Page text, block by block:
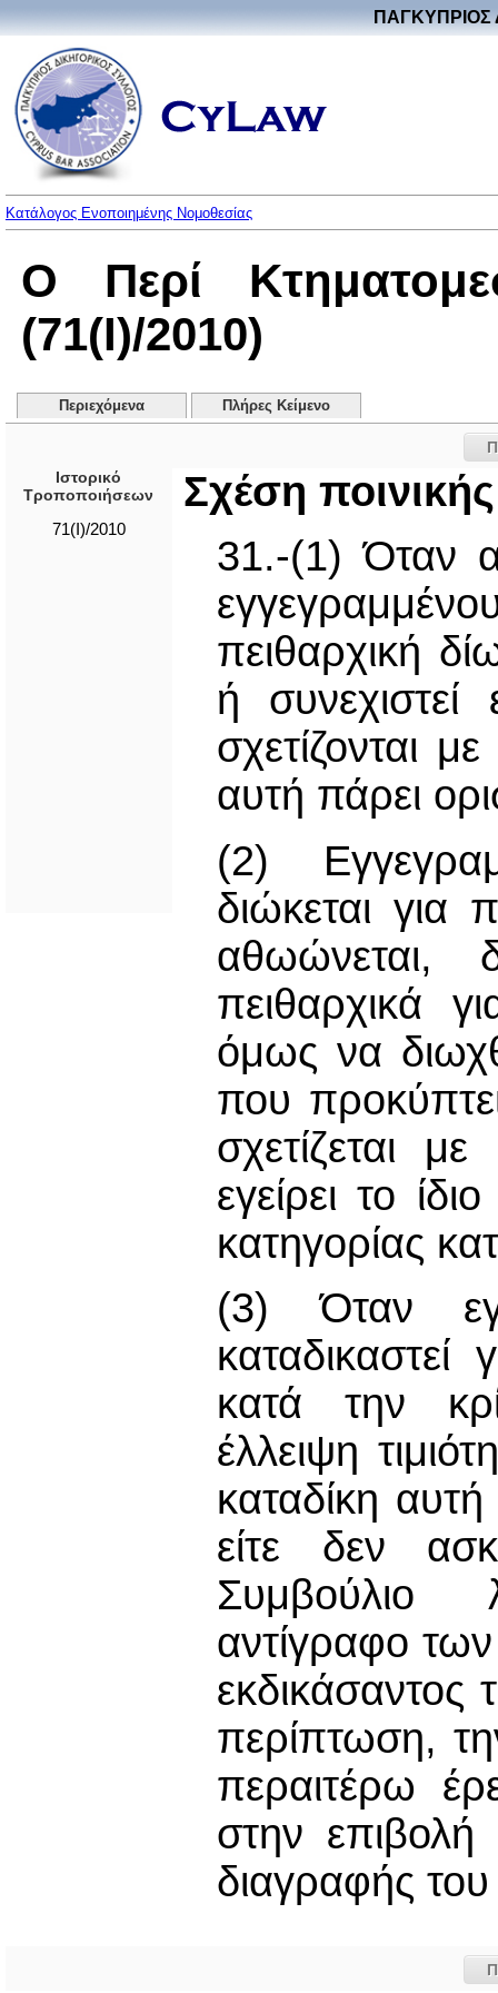
ΠΑΓΚΥΠΡΙΟΣ
Κατάλογος Ενοποιημένης Νομοθεσίας
Ο Περί
(71(I)/2010)
Περιεχόμενα Πλήρες Κείμενο
Ιστορικό
Τροποποιήσεων
71(I)/2010
Σχέση
31.-(1) Όταν
πειθαρχική
ή
σχετίζονται
αυτή πάρει
(2)
διώκεται για
αθωώνεται,
πειθαρχικά
όμως να
που
σχετίζεται
εγείρει το
κατηγορίας
(3) Όταν
καταδικαστεί
κατά την
έλλειψη
καταδίκη
είτε δεν
Συμβούλιο
αντίγραφο
περίπτωση,
περαιτέρω
στην
διαγραφής